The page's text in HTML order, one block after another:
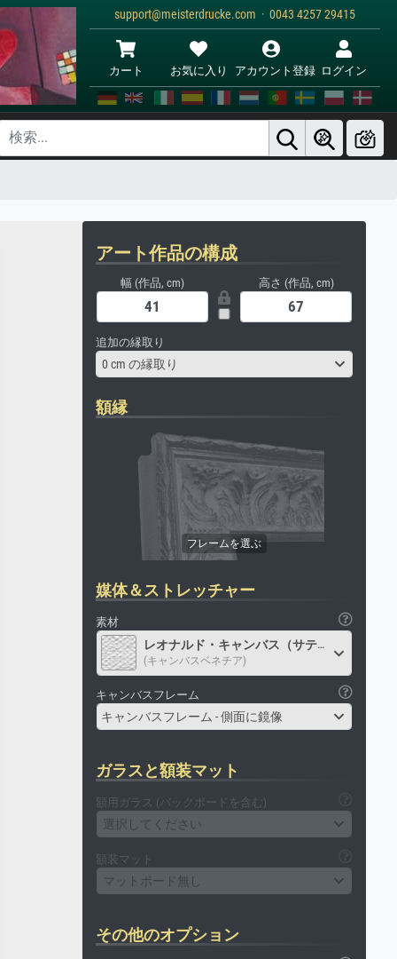
support@meisterdrucke.com · 0043 4257 29415
カート お気に入り アカウント登録 ログイン
アート作品の構成
幅 (作品, cm) 高さ (作品, cm)
追加の縁取り
0 cm の縁取り
額縁
媒体＆ストレッチャー
素材
レオナルド・キャンバス（サテン）
(キャンバスベネチア)
キャンバスフレーム
キャンバスフレーム - 側面に鏡像
ガラスと額装マット
額用ガラス (バックボードを含む)
選択してください
額装マット
マットボード無し
その他のオプション